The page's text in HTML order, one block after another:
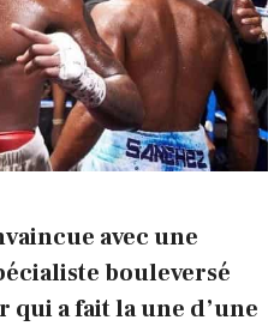
avec une
bouleversé
a fait la une d’une